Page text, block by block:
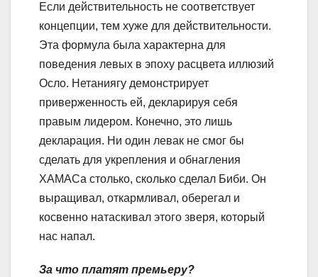
Если действительность не соответствует
концепции, тем хуже для действительности.
Эта формула была характерна для
поведения левых в эпоху расцвета иллюзий
Осло. Нетаниягу демонстрирует
приверженность ей, декларируя себя
правым лидером. Конечно, это лишь
декларация. Ни один левак не смог бы
сделать для укрепления и обнагления
ХАМАСа столько, сколько сделал Биби. Он
выращивал, откармливал, оберегал и
косвенно натаскивал этого зверя, который
нас напал.
За что платят премьеру?